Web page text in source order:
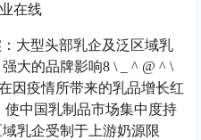
业在线
大型头部乳企及泛区域乳
大的品牌影响8 \ _ ^ @ ^ \
因疫情所带来的乳品增长红
使中国乳制品市场集中度持
乳企受制于上游奶源限